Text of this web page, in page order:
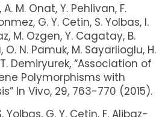
M. Onat, Y. Pehlivan, F.
G. Y. Cetin, S. Yolbas, I.
M. Ozgen, Y. Cagatay, B.
O. N. Pamuk, M. Sayarlioglu, H.
Demiryurek, “Association of
Polymorphisms with
In Vivo, 29, 763-770 (2015).
Yolbas, G. Y. Cetin, F. Alibaz-